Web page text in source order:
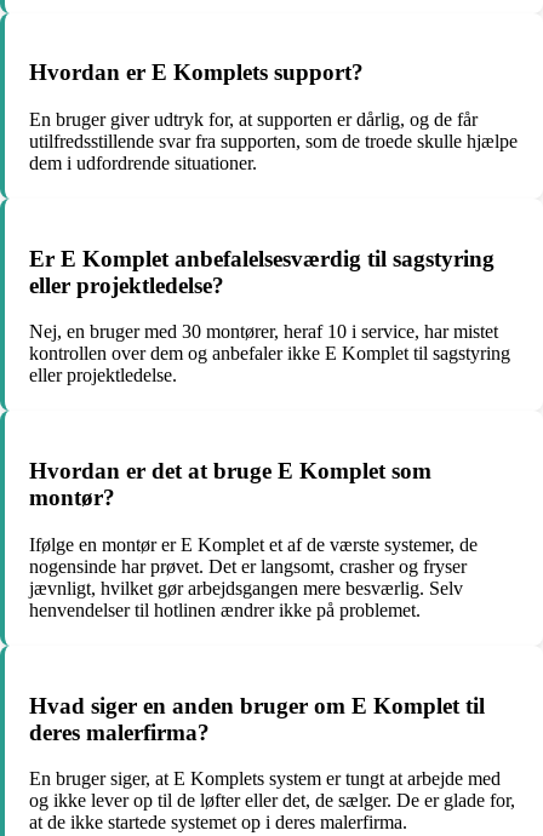
Hvordan er E Komplets support?
En bruger giver udtryk for, at supporten er dårlig, og de får
utilfredsstillende svar fra supporten, som de troede skulle hjælpe
dem i udfordrende situationer.
Er E Komplet anbefalelsesværdig til sagstyring
eller projektledelse?
Nej, en bruger med 30 montører, heraf 10 i service, har mistet
kontrollen over dem og anbefaler ikke E Komplet til sagstyring
eller projektledelse.
Hvordan er det at bruge E Komplet som
montør?
Ifølge en montør er E Komplet et af de værste systemer, de
nogensinde har prøvet. Det er langsomt, crasher og fryser
jævnligt, hvilket gør arbejdsgangen mere besværlig. Selv
henvendelser til hotlinen ændrer ikke på problemet.
Hvad siger en anden bruger om E Komplet til
deres malerfirma?
En bruger siger, at E Komplets system er tungt at arbejde med
og ikke lever op til de løfter eller det, de sælger. De er glade for,
at de ikke startede systemet op i deres malerfirma.